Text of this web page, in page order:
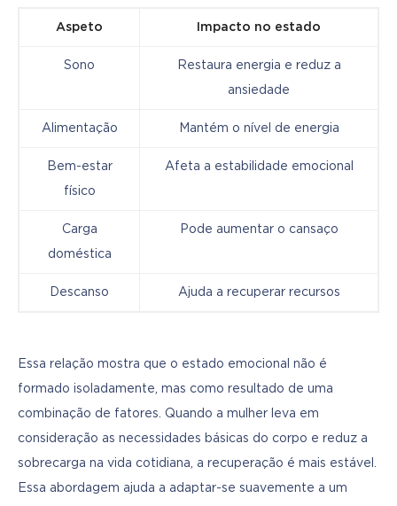
Aspeto Impacto no estado
Sono Restaura energia e reduz a
ansiedade
Alimentação Mantém o nível de energia
Bem-estar
físico
Afeta a estabilidade emocional
Carga
doméstica
Pode aumentar o cansaço
Descanso Ajuda a recuperar recursos
Essa relação mostra que o estado emocional não é
formado isoladamente, mas como resultado de uma
combinação de fatores. Quando a mulher leva em
consideração as necessidades básicas do corpo e reduz a
sobrecarga na vida cotidiana, a recuperação é mais estável.
Essa abordagem ajuda a adaptar-se suavemente a um